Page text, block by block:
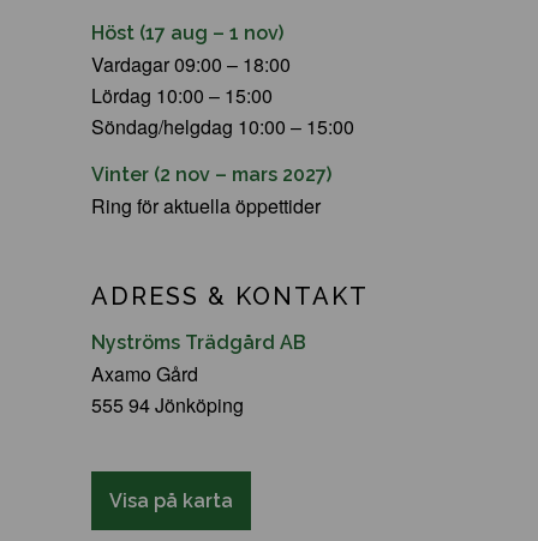
Höst (17 aug – 1 nov)
Vardagar 09:00 – 18:00
Lördag 10:00 – 15:00
Söndag/helgdag 10:00 – 15:00
Vinter (2 nov – mars 2027)
Ring för aktuella öppettider
ADRESS & KONTAKT
Nyströms Trädgård AB
Axamo Gård
555 94 Jönköping
Visa på karta